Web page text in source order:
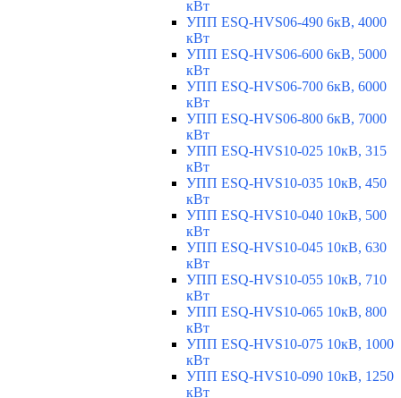
кВт
УПП ESQ-HVS06-490 6кВ, 4000
кВт
УПП ESQ-HVS06-600 6кВ, 5000
кВт
УПП ESQ-HVS06-700 6кВ, 6000
кВт
УПП ESQ-HVS06-800 6кВ, 7000
кВт
УПП ESQ-HVS10-025 10кВ, 315
кВт
УПП ESQ-HVS10-035 10кВ, 450
кВт
УПП ESQ-HVS10-040 10кВ, 500
кВт
УПП ESQ-HVS10-045 10кВ, 630
кВт
УПП ESQ-HVS10-055 10кВ, 710
кВт
УПП ESQ-HVS10-065 10кВ, 800
кВт
УПП ESQ-HVS10-075 10кВ, 1000
кВт
УПП ESQ-HVS10-090 10кВ, 1250
кВт